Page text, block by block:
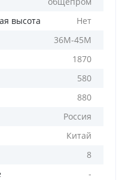
высота
Нет
36М-45М
1870
580
880
Россия
Китай
8
-